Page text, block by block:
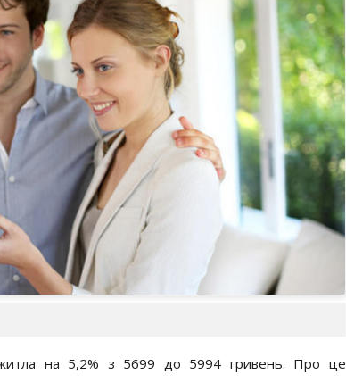
житла на 5,2% з 5699 до 5994 гривень. Про це